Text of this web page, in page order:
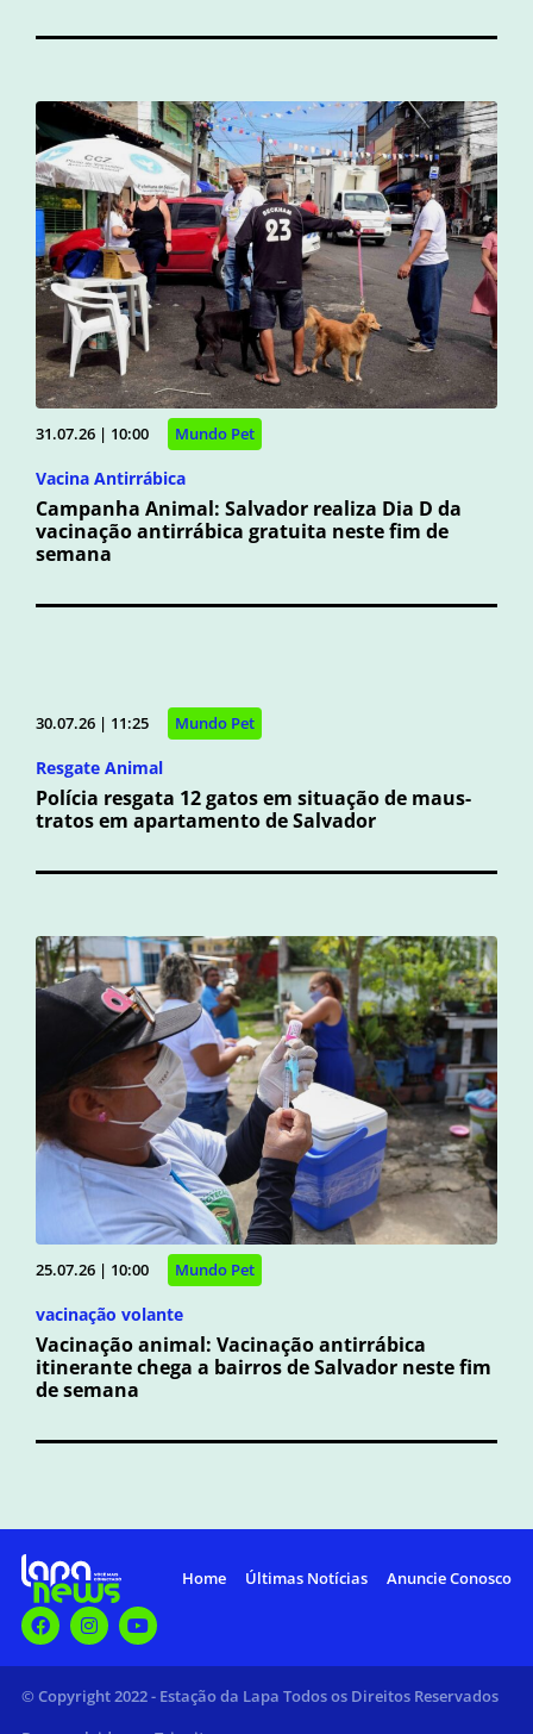
31.07.26 | 10:00 Mundo Pet
Vacina Antirrábica
Campanha Animal: Salvador realiza Dia D da
vacinação antirrábica gratuita neste fim de
semana
30.07.26 | 11:25 Mundo Pet
Resgate Animal
Polícia resgata 12 gatos em situação de maus-
tratos em apartamento de Salvador
25.07.26 | 10:00 Mundo Pet
vacinação volante
Vacinação animal: Vacinação antirrábica
itinerante chega a bairros de Salvador neste fim
de semana
Home Últimas Notícias Anuncie Conosco
© Copyright 2022 - Estação da Lapa Todos os Direitos Reservados